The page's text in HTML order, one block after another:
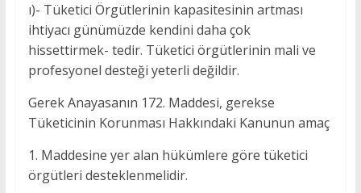
ı)- Tüketici Örgütlerinin kapasitesinin artması
ihtiyacı günümüzde kendini daha çok
hissettirmek- tedir. Tüketici örgütlerinin mali ve
profesyonel desteği yeterli değildir.
Gerek Anayasanın 172. Maddesi, gerekse
Tüketicinin Korunması Hakkındaki Kanunun amaç
1. Maddesine yer alan hükümlere göre tüketici
örgütleri desteklenmelidir.